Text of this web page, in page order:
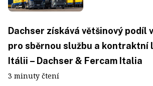
Dachser získává většinový podíl
pro sběrnou službu a kontraktní
Itálii – Dachser & Fercam Italia
3 minuty čtení